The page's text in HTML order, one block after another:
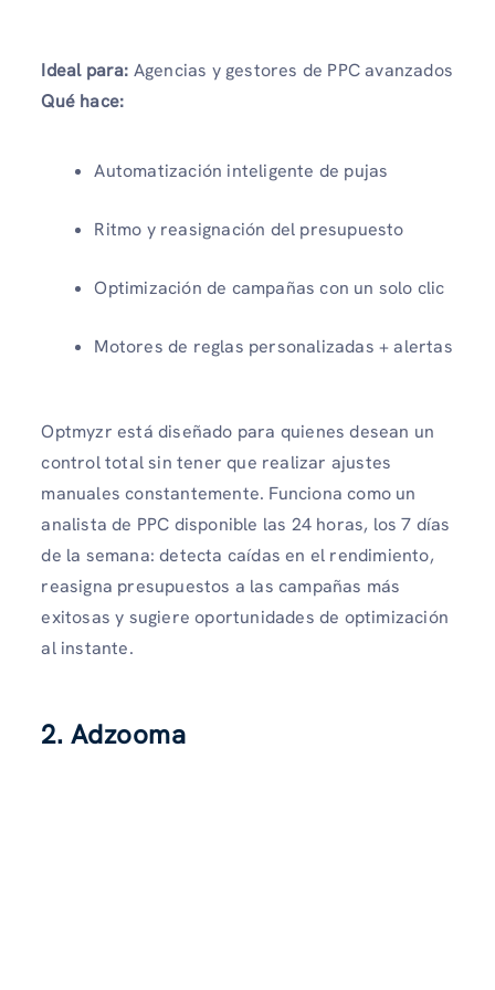
Ideal para: Agencias y gestores de PPC avanzados
Qué hace:
Automatización inteligente de pujas
Ritmo y reasignación del presupuesto
Optimización de campañas con un solo clic
Motores de reglas personalizadas + alertas
Optmyzr está diseñado para quienes desean un
control total sin tener que realizar ajustes
manuales constantemente. Funciona como un
analista de PPC disponible las 24 horas, los 7 días
de la semana: detecta caídas en el rendimiento,
reasigna presupuestos a las campañas más
exitosas y sugiere oportunidades de optimización
al instante.
2. Adzooma